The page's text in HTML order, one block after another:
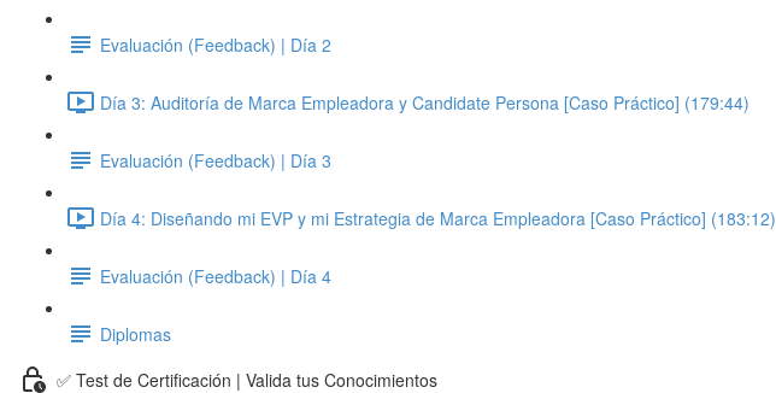
Evaluación (Feedback) | Día 2
Día 3: Auditoría de Marca Empleadora y Candidate Persona [Caso Práctico] (179:44)
Evaluación (Feedback) | Día 3
Día 4: Diseñando mi EVP y mi Estrategia de Marca Empleadora [Caso Práctico] (183:12)
Evaluación (Feedback) | Día 4
Diplomas
✅ Test de Certificación | Valida tus Conocimientos